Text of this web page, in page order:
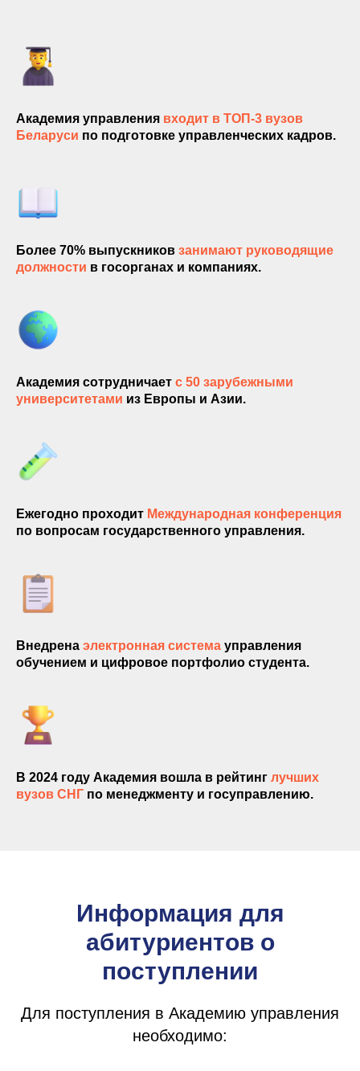
Академия управления входит в ТОП-3 вузов
Беларуси по подготовке управленческих кадров.
Более 70% выпускников занимают руководящие
должности в госорганах и компаниях.
Академия сотрудничает с 50 зарубежными
университетами из Европы и Азии.
Ежегодно проходит Международная конференция
по вопросам государственного управления.
Внедрена электронная система управления
обучением и цифровое портфолио студента.
В 2024 году Академия вошла в рейтинг лучших
вузов СНГ по менеджменту и госуправлению.
Информация для
абитуриентов о
поступлении
Для поступления в Академию управления
необходимо: